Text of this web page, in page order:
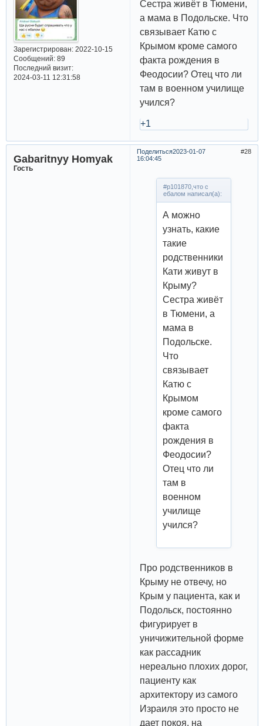
Зарегистрирован: 2022-10-15
Сообщений:89
Последний визит:
2024-03-11 12:31:58
Сестра живёт в Тюмени,
а мама в Подольске. Что
связывает Катю с
Крымом кроме самого
факта рождения в
Феодосии? Отец что ли
там в военном училище
учился?
+1
Поделиться 28
2023-01-07
16:04:45
Gabaritnyy Homyak
Гость
#p101870,что с
ебалом написал(а):
А можно
узнать, какие
такие
родственники
Кати живут в
Крыму?
Сестра живёт
в Тюмени, а
мама в
Подольске.
Что
связывает
Катю с
Крымом
кроме самого
факта
рождения в
Феодосии?
Отец что ли
там в
военном
училище
учился?
Про родственников в
Крыму не отвечу, но
Крым у пациента, как и
Подольск, постоянно
фигурирует в
уничижительной форме
как рассадник
нереально плохих дорог,
пациенту как
архитектору из самого
Израиля это просто не
дает покоя, на